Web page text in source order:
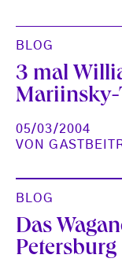
BLOG
3 mal
Mariinsky-
05/03/2004
VON
BLOG
Das
Petersburg